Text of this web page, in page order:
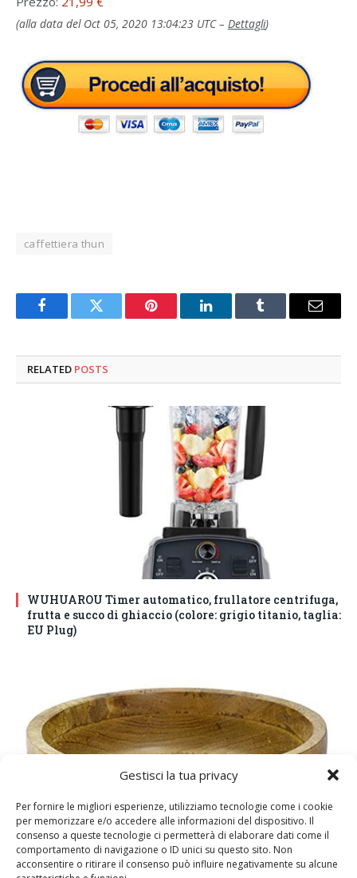
Gestisci la tua privacy
Per fornire le migliori esperienze, utilizziamo tecnologie come i cookie
per memorizzare e/o accedere alle informazioni del dispositivo. Il
consenso a queste tecnologie ci permetterà di elaborare dati come il
comportamento di navigazione o ID unici su questo sito. Non
acconsentire o ritirare il consenso può influire negativamente su alcune
(alla data del Oct 05, 2020 13:04:23 UTC – Dettagli)
caffettiera thun
FacebookTwitter Pinterest LinkedInTumblr Email
RELATED POSTS
WUHUAROU Timer automatico, frullatore centrifuga,
frutta e succo di ghiaccio (colore: grigio titanio, taglia:
EU Plug)
DM House Insalatiera grande in legno di mango, XXL,
24,5cm Ø x 9,5 cm di altezza, finitura a cera naturale